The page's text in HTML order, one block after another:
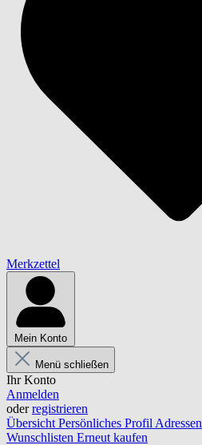
Merkzettel
Mein Konto
Menü schließen
Ihr Konto
Anmelden
oderregistrieren
Übersicht Persönliches Profil Adressen
Wunschlisten Erneut kaufen